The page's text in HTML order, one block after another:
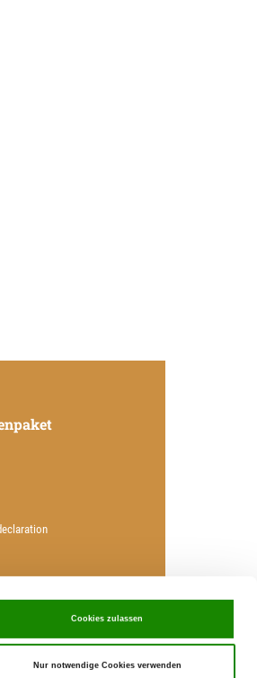
Cookies zulassen
Nur notwendige Cookies verwenden
in germany
in germany